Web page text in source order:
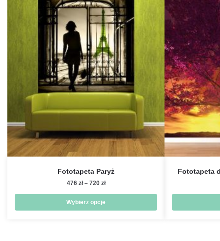
Fototapeta Paryż
476 zł – 720 złZakres
od
476 zł
Wybierz opcje
Fototapeta